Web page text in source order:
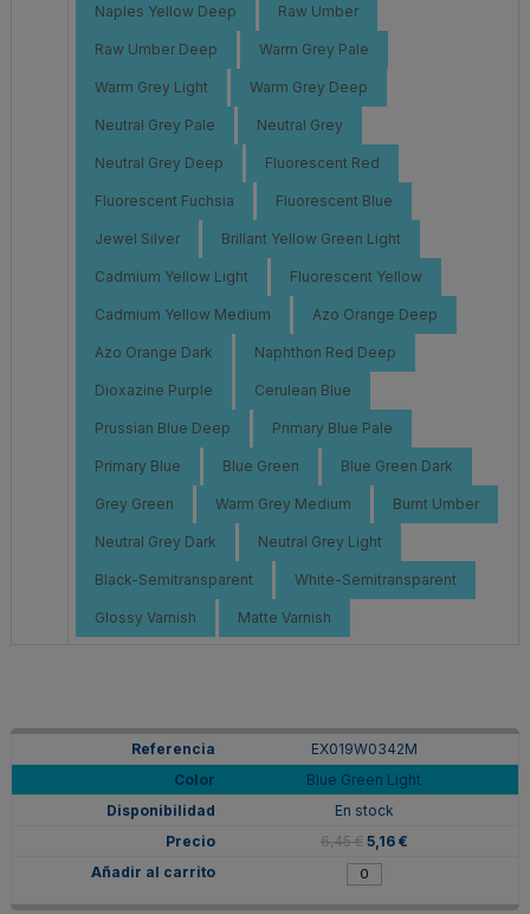
Naples Yellow Deep Raw Umber
Raw Umber Deep Warm Grey Pale
Warm Grey Light Warm Grey Deep
Neutral Grey Pale Neutral Grey
Neutral Grey Deep Fluorescent Red
Fluorescent Fuchsia Fluorescent Blue
Jewel Silver Brillant Yellow Green Light
Cadmium Yellow Light Fluorescent Yellow
Cadmium Yellow Medium Azo Orange Deep
Azo Orange Dark Naphthon Red Deep
Dioxazine Purple Cerulean Blue
Prussian Blue Deep Primary Blue Pale
Primary Blue Blue Green Blue Green Dark
Grey Green Warm Grey Medium Burnt Umber
Neutral Grey Dark Neutral Grey Light
Black-Semitransparent White-Semitransparent
Glossy Varnish Matte Varnish
EX019W0342M
Blue Green Light
En stock
6,45 € 5,16 €